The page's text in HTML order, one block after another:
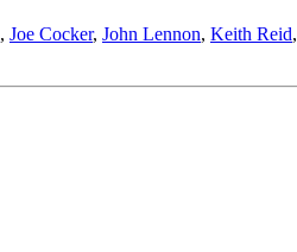
, Joe Cocker, John Lennon, Keith Reid,